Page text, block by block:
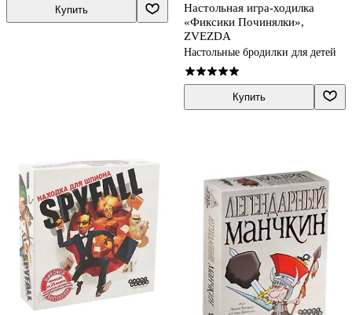
Купить
Настольная игра-ходилка
«Фиксики Починялки»,
ZVEZDA
Настольные бродилки для детей
Купить